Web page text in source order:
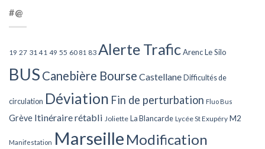
#@
19 27 31 41 49 55 60 81 83 Alerte TraficArenc Le Silo
BUS Canebière Bourse Castellane Difficultés de
circulation Déviation Fin de perturbation Fluo Bus
Grève Itinéraire rétabli Joliette La Blancarde Lycée St Exupéry M2
Manifestation Marseille Modification